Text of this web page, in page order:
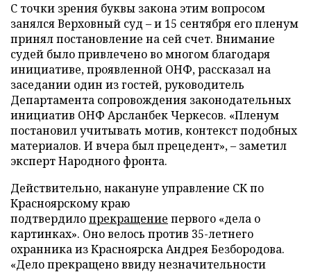
С точки зрения буквы закона этим вопросом
занялся Верховный суд – и 15 сентября его пленум
принял постановление на сей счет. Внимание
судей было привлечено во многом благодаря
инициативе, проявленной ОНФ, рассказал на
заседании один из гостей, руководитель
Департамента сопровождения законодательных
инициатив ОНФ Арсланбек Черкесов. «Пленум
постановил учитывать мотив, контекст подобных
материалов. И вчера был прецедент», – заметил
эксперт Народного фронта.
Действительно, накануне управление СК по
Красноярскому краю
подтвердилопрекращение первого «дела о
картинках». Оно велось против 35-летнего
охранника из Красноярска Андрея Безбородова.
«Дело прекращено ввиду незначительности